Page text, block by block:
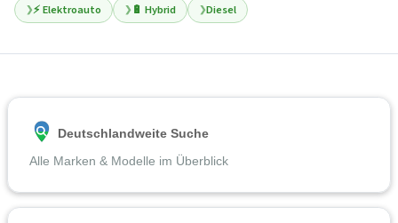
❯⚡ Elektroauto ❯ 🔋 Hybrid ❯Diesel
Deutschlandweite Suche
Alle Marken & Modelle im Überblick